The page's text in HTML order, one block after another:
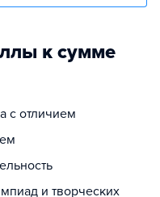
к сумме
с отличием
и творческих